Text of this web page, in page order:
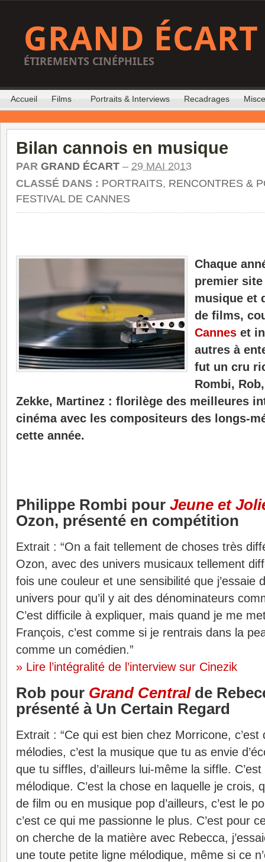
GRAND ÉCART
ÉTIREMENTS CINÉPHILES
Accueil Films Portraits & Interviews Recadrages
Bilan cannois en musique
PAR GRAND ÉCART – 29 MAI 2013
CLASSÉ DANS : PORTRAITS, RENCONTRES &
FESTIVAL DE CANNES
Chaque
premier
musique et
de films,
Cannes et
autres à
fut un cru
Rombi,
Zekke, Martinez : florilège des meilleures
cinéma avec les compositeurs des longs-
cette année.
Philippe Rombi pour Jeune et
Ozon, présenté en compétition
Extrait : “On a fait tellement de choses très
Ozon, avec des univers musicaux tellement
fois une couleur et une sensibilité que j’essaie
univers pour qu’il y ait des dénominateurs
C’est difficile à expliquer, mais quand je me
François, c’est comme si je rentrais dans la
comme un comédien.”
» Lire l’intégralité de l’interview sur Cinezik
Rob pour Grand Centralde
présenté à Un Certain Regard
Extrait : “Ce qui est bien chez Morricone, c’est
mélodies, c’est la musique que tu as envie
que tu siffles, d’ailleurs lui-même la siffle.
mélodique. C’est la chose en laquelle je crois,
de film ou en musique pop d’ailleurs, c’est le
c’est ce qui me passionne le plus. C’est pour
on cherche de la matière avec Rebecca,
une toute petite ligne mélodique, même si ce